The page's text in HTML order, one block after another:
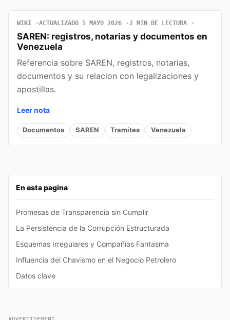
En esta pagina
Promesas de Transparencia sin Cumplir
La Persistencia de la Corrupción Estructurada
Esquemas Irregulares y Compañías Fantasma
Influencia del Chavismo en el Negocio Petrolero
Datos clave
WIKI ACTUALIZADO 5 MAYO 2026 2 MIN DE LECTURA
SAREN: registros, notarias y documentos en
Venezuela
Referencia sobre SAREN, registros, notarias,
documentos y su relacion con legalizaciones y
apostillas.
Leer nota
Documentos SAREN Tramites Venezuela